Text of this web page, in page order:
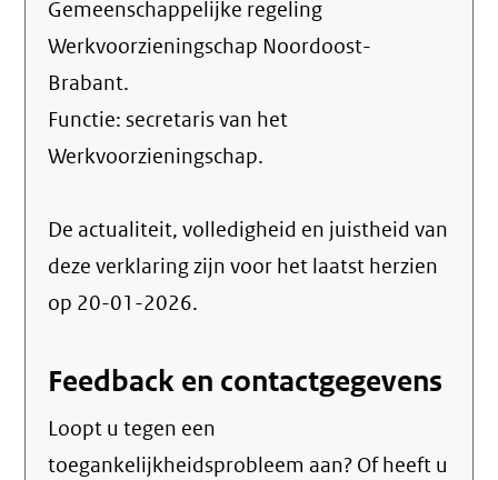
Gemeenschappelijke regeling
Werkvoorzieningschap Noordoost-
Brabant.
Functie:secretaris van het
Werkvoorzieningschap.
De actualiteit, volledigheid en juistheid van
deze verklaring zijn voor het laatst herzien
op 20-01-2026.
Feedback en contactgegevens
Loopt u tegen een
toegankelijkheidsprobleem aan? Of heeft u